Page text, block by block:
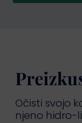
Očisti svojo
njeno hidro-